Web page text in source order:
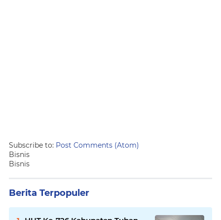
Subscribe to: Post Comments (Atom)
Bisnis
Bisnis
Berita Terpopuler